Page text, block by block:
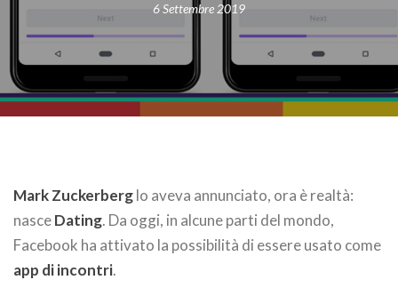
6 Settembre 2019
Mark Zuckerberglo aveva annunciato, ora è realtà:
nasceDating. Da oggi, in alcune parti del mondo,
Facebook ha attivato la possibilità di essere usato come
app di incontri.